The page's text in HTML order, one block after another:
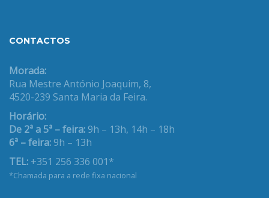
CONTACTOS
Morada:
Rua Mestre António Joaquim, 8,
4520-239 Santa Maria da Feira.
Horário:
De 2ª a 5ª – feira: 9h – 13h, 14h – 18h
6ª – feira: 9h – 13h
TEL: +351 256 336 001*
*Chamada para a rede fixa nacional